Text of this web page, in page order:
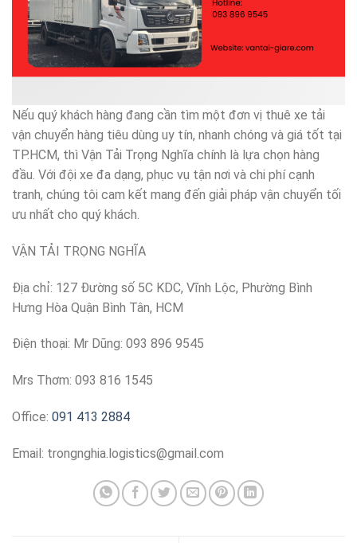
Nếu quý khách hàng đang cần tìm một đơn vị thuê xe tải
vận chuyển hàng tiêu dùng uy tín, nhanh chóng và giá tốt tại
TP.HCM, thì Vận Tải Trọng Nghĩa chính là lựa chọn hàng
đầu. Với đội xe đa dạng, phục vụ tận nơi và chi phí cạnh
tranh, chúng tôi cam kết mang đến giải pháp vận chuyển tối
ưu nhất cho quý khách.
VẬN TẢI TRỌNG NGHĨA
Địa chỉ: 127 Đường số 5C KDC, Vĩnh Lộc, Phường Bình
Hưng Hòa Quận Bình Tân, HCM
Điện thoại: Mr Dũng: 093 896 9545
Mrs Thơm: 093 816 1545
Office: 091 413 2884
Email: trongnghia.logistics@gmail.com